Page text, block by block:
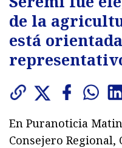
de la
está
En Puranoticia
Consejero